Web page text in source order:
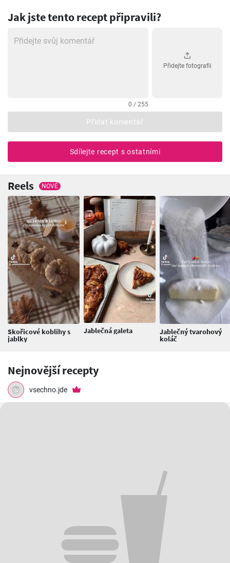
Jak jste tento recept připravili?
0 / 255
Přidejte fotografii
Přidat komentář
Sdílejte recept s ostatními
Reels NOVÉ
Skořicové koblihy s
jablky
Jablečná galeta Jablečný tvarohový
koláč
Nejnovější recepty
vsechno.jde